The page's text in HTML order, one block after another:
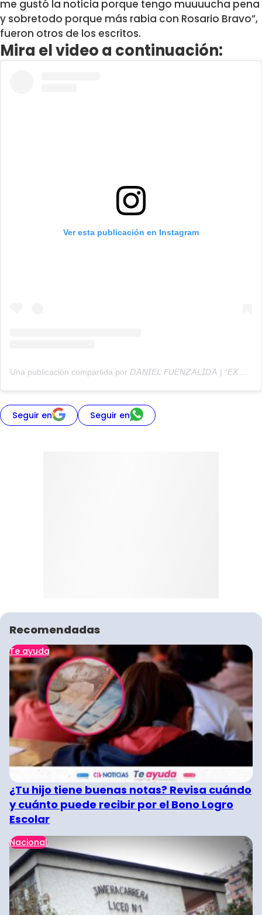
me gustó la noticia porque tengo muuuucha pena
y sobretodo porque más rabia con Rosario Bravo”,
fueron otros de los escritos.
Mira el video a continuación:
Ver esta publicación en Instagram
Una publicación compartida por 𝘋𝘈𝘕𝘐𝘌𝘓 𝘍𝘜𝘌𝘕𝘡𝘈𝘓𝘐𝘋𝘈 | “𝘌𝘟𝘏𝘜𝘌𝘝𝘖 ” (@exhuevo)
Seguir en Seguir en
Recomendadas
Te ayuda
¿Tu hijo tiene buenas notas? Revisa cuándo
y cuánto puede recibir por el Bono Logro
Escolar
Nacional